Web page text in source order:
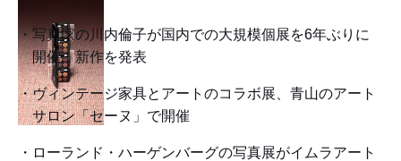
写真家の川内倫子が国内での大規模個展を6年ぶりに
開催 新作を発表
ヴィンテージ家具とアートのコラボ展、青山のアート
サロン「セーヌ」で開催
ローランド・ハーゲンバーグの写真展がイムラアート